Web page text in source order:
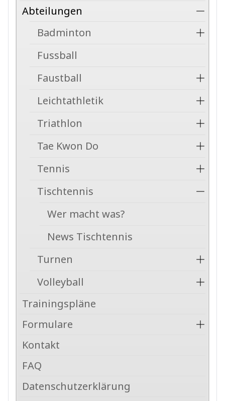
Abteilungen
Badminton
Fussball
Faustball
Leichtathletik
Triathlon
Tae Kwon Do
Tennis
Tischtennis
Wer macht was?
News Tischtennis
Turnen
Volleyball
Trainingspläne
Formulare
Kontakt
FAQ
Datenschutzerklärung